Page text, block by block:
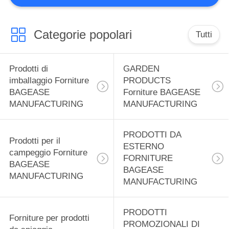
MANUFACTURING
Prodotti sportivi
Forniture BAGEASE
MANUFACTURING
SPA SALON
Prodotti forniture
MANUFACTURING
Categorie popolari Tutti
Prodotti di
imballaggio Forniture
BAGEASE
MANUFACTURING
GARDEN
PRODUCTS
Forniture BAGEASE
MANUFACTURING
Prodotti per il
campeggio Forniture
BAGEASE
MANUFACTURING
PRODOTTI DA
ESTERNO
FORNITURE
BAGEASE
MANUFACTURING
Forniture per prodotti
PRODOTTI
PROMOZIONALI DI